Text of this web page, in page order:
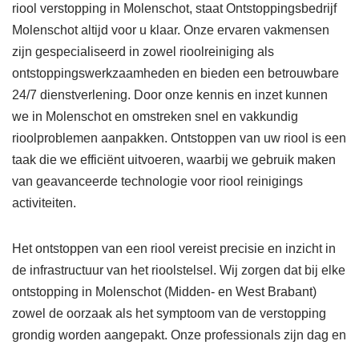
riool verstopping in Molenschot, staat Ontstoppingsbedrijf
Molenschot altijd voor u klaar. Onze ervaren vakmensen
zijn gespecialiseerd in zowel rioolreiniging als
ontstoppingswerkzaamheden en bieden een betrouwbare
24/7 dienstverlening. Door onze kennis en inzet kunnen
we in Molenschot en omstreken snel en vakkundig
rioolproblemen aanpakken. Ontstoppen van uw riool is een
taak die we efficiënt uitvoeren, waarbij we gebruik maken
van geavanceerde technologie voor riool reinigings
activiteiten.
Het ontstoppen van een riool vereist precisie en inzicht in
de infrastructuur van het rioolstelsel. Wij zorgen dat bij elke
ontstopping in Molenschot (Midden- en West Brabant)
zowel de oorzaak als het symptoom van de verstopping
grondig worden aangepakt. Onze professionals zijn dag en